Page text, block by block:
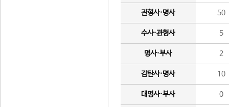
관형사·명사 50
수사·관형사 5
명사·부사 2
감탄사·명사 10
대명사·부사 0